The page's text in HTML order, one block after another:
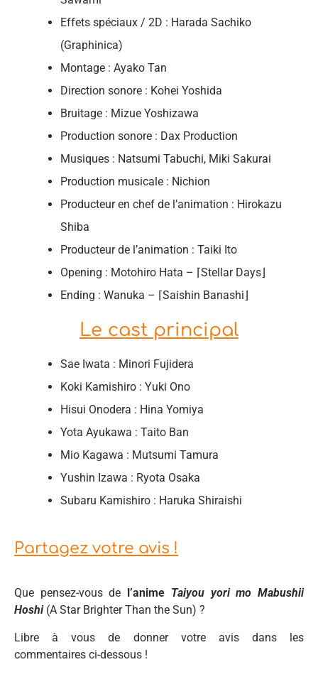
Effets spéciaux / 2D : Harada Sachiko
(Graphinica)
Montage : Ayako Tan
Direction sonore : Kohei Yoshida
Bruitage : Mizue Yoshizawa
Production sonore : Dax Production
Musiques : Natsumi Tabuchi, Miki Sakurai
Production musicale : Nichion
Producteur en chef de l’animation : Hirokazu
Shiba
Producteur de l’animation : Taiki Ito
Opening : Motohiro Hata – ⌈Stellar Days⌋
Ending : Wanuka – ⌈Saishin Banashi⌋
Le cast principal
Sae Iwata : Minori Fujidera
Koki Kamishiro : Yuki Ono
Hisui Onodera : Hina Yomiya
Yota Ayukawa : Taito Ban
Mio Kagawa : Mutsumi Tamura
Yushin Izawa : Ryota Osaka
Subaru Kamishiro : Haruka Shiraishi
Partagez votre avis !
Que pensez-vous de l’anime Taiyou yori mo Mabushii
Hoshi(A Star Brighter Than the Sun) ?
Libre à vous de donner votre avis dans les
commentaires ci-dessous !